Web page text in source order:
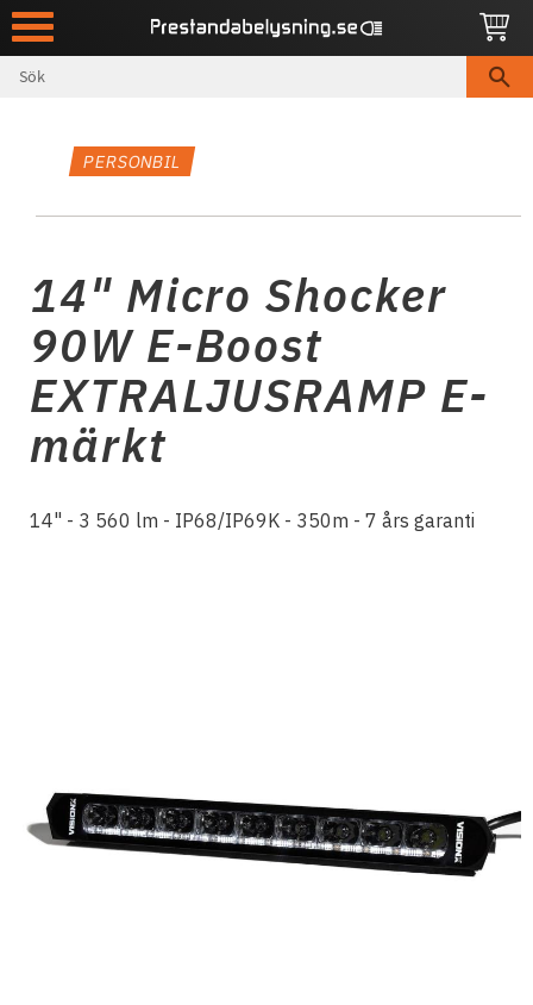
Meny
PERSONBIL
14" Micro Shocker
90W E-Boost
EXTRALJUSRAMP E-
märkt
14" - 3 560 lm - IP68/IP69K - 350m - 7 års garanti